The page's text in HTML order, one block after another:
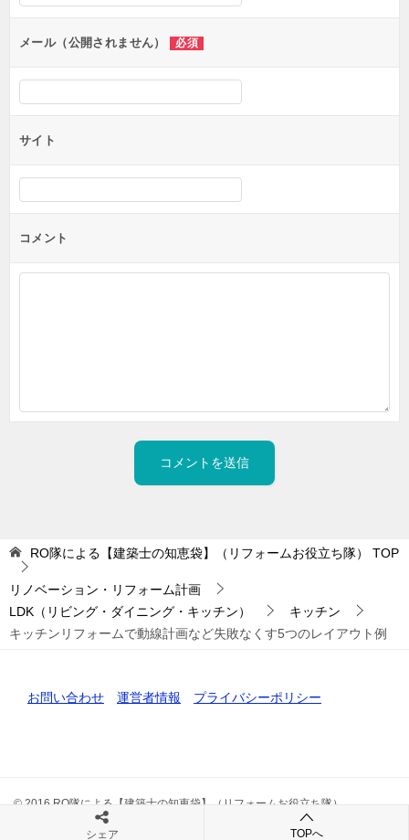
ョ
ンメール（公開されません） 必須
サイト
コメント
RO隊による【建築士の知恵袋】（リフォームお役立ち隊） TOP
リノベーション・リフォーム計画
LDK（リビング・ダイニング・キッチン）
キッチン
キッチンリフォームで動線計画など失敗なくす5つのレイアウト例
お問い合わせ 運営者情報 プライバシーポリシー
© 2016 RO隊による【建築士の知恵袋】（リフォームお役立ち隊）
シェア TOPへ